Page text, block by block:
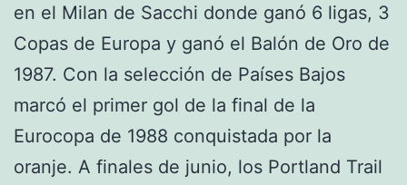
en el Milan de Sacchi donde ganó 6 ligas, 3
Copas de Europa y ganó el Balón de Oro de
1987. Con la selección de Países Bajos
marcó el primer gol de la final de la
Eurocopa de 1988 conquistada por la
oranje. A finales de junio, los Portland Trail